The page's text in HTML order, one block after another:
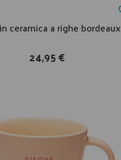
ceramica a righe bordeaux
24,95 €